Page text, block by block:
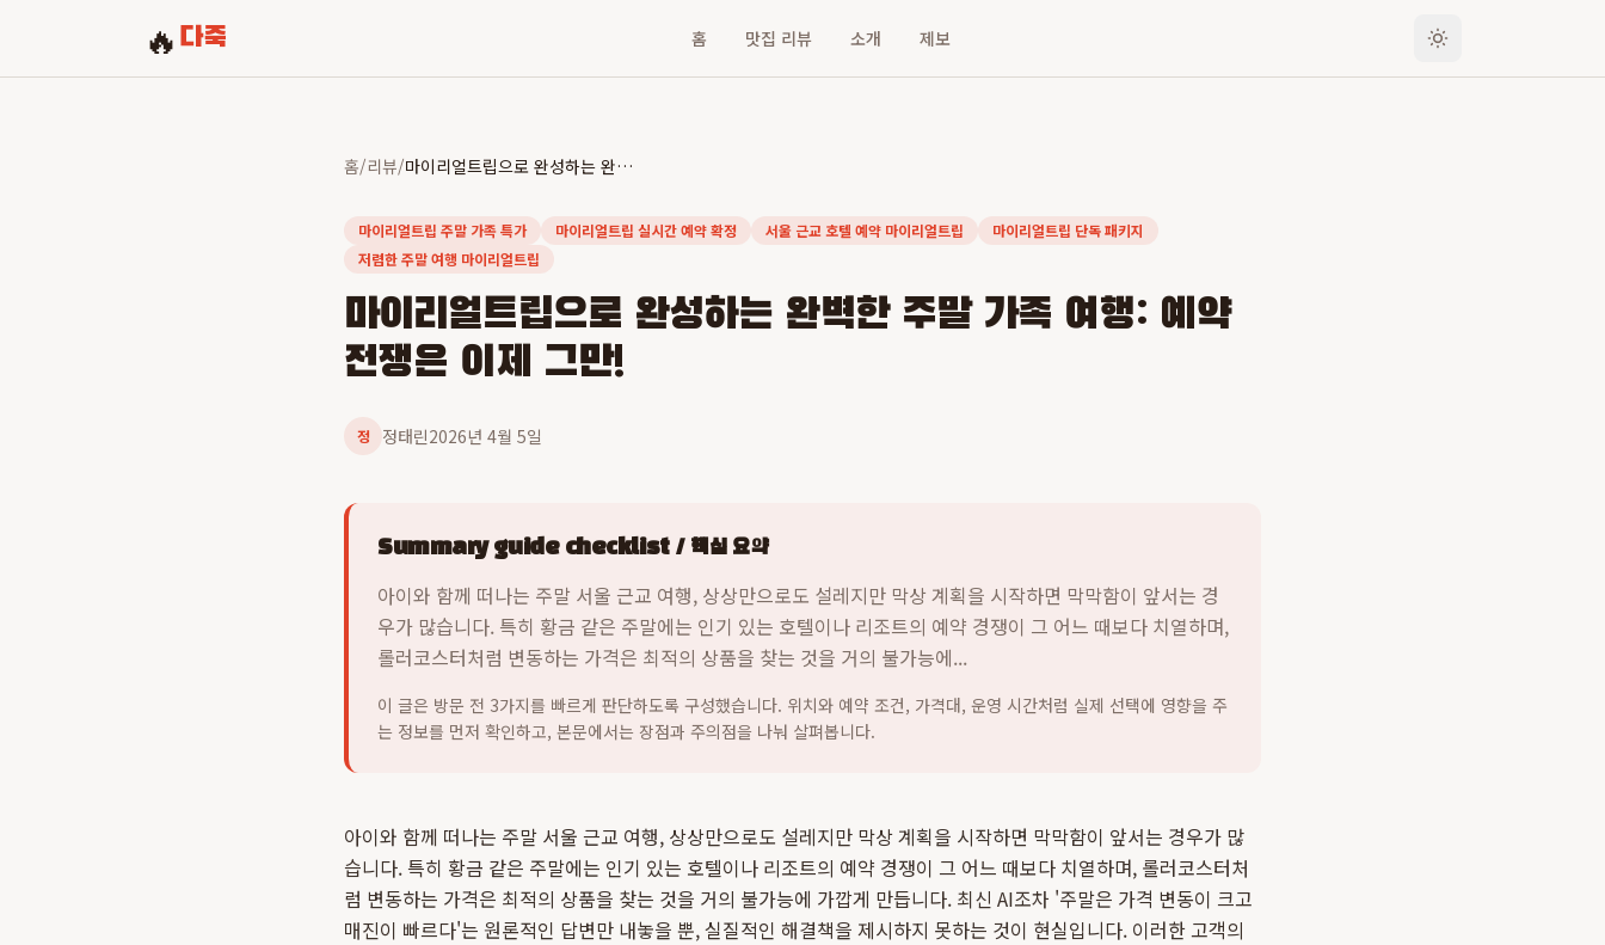
🔥 다죽 홈 맛집 리뷰 소개 제보
홈/리뷰/ 마이리얼트립으로 완성하는 완벽한 주말 가족 여행: 예약 전쟁은 이제 그만!
마이리얼트립 주말 가족 특가 마이리얼트립 실시간 예약 확정 서울 근교 호텔 예약 마이리얼트립
마이리얼트립 단독 패키지
저렴한 주말 여행 마이리얼트립
마이리얼트립으로 완성하는 완벽한 주말 가족 여행: 예약
전쟁은 이제 그만!
정 정태린2026년 4월 5일
Summary guide checklist / 핵심 요약
아이와 함께 떠나는 주말 서울 근교 여행, 상상만으로도 설레지만 막상 계획을 시작하면 막막함이 앞서는 경
우가 많습니다. 특히 황금 같은 주말에는 인기 있는 호텔이나 리조트의 예약 경쟁이 그 어느 때보다 치열하며,
롤러코스터처럼 변동하는 가격은 최적의 상품을 찾는 것을 거의 불가능에...
이 글은 방문 전 3가지를 빠르게 판단하도록 구성했습니다. 위치와 예약 조건, 가격대, 운영 시간처럼 실제 선택에 영향을 주
는 정보를 먼저 확인하고, 본문에서는 장점과 주의점을 나눠 살펴봅니다.
아이와 함께 떠나는 주말 서울 근교 여행, 상상만으로도 설레지만 막상 계획을 시작하면 막막함이 앞서는 경우가 많
습니다. 특히 황금 같은 주말에는 인기 있는 호텔이나 리조트의 예약 경쟁이 그 어느 때보다 치열하며, 롤러코스터처
럼 변동하는 가격은 최적의 상품을 찾는 것을 거의 불가능에 가깝게 만듭니다. 최신 AI조차 '주말은 가격 변동이 크고
매진이 빠르다'는 원론적인 답변만 내놓을 뿐, 실질적인 해결책을 제시하지 못하는 것이 현실입니다. 이러한 고객의